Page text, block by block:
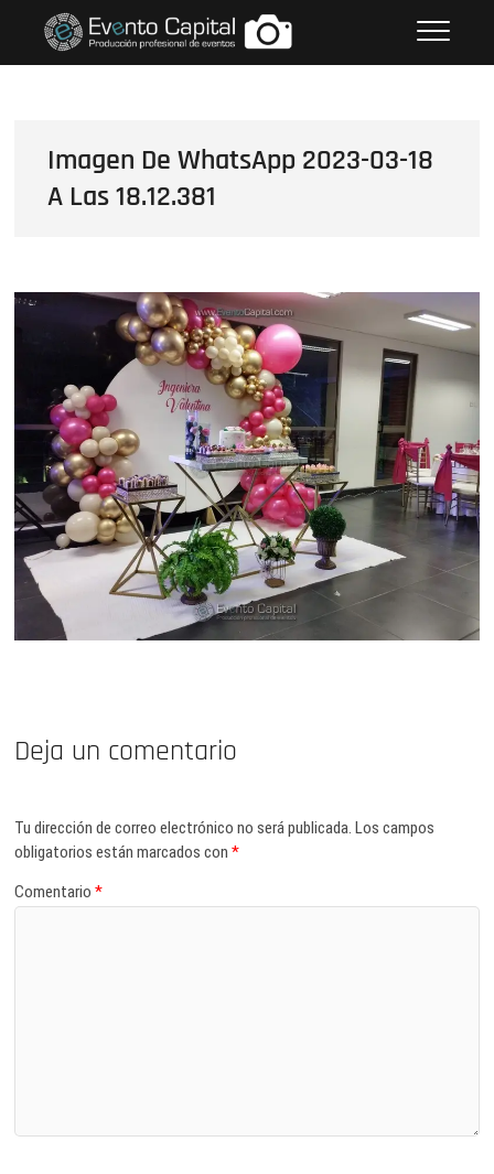
contenido
FOTOS GRUPO EMPRESARIAL
Imagen De WhatsApp 2023-03-18
A Las 18.12.381
Deja un comentario
Tu dirección de correo electrónico no será publicada. Los campos
obligatorios están marcados con*
Comentario*